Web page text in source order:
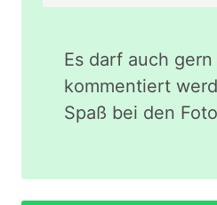
Es darf auch gern
kommentiert
Spaß bei den